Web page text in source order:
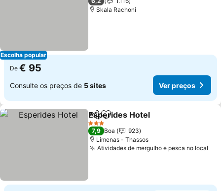
Escolha popular
Skala Rachoni
De € 95
Consulte os preços de 5 sites Ver preços
PartilharAdicionar aos favoritos
Esperides Hotel
3 Estrelas
7,9 Boa
923
Limenas - Thassos
Atividades de mergulho e pesca no local